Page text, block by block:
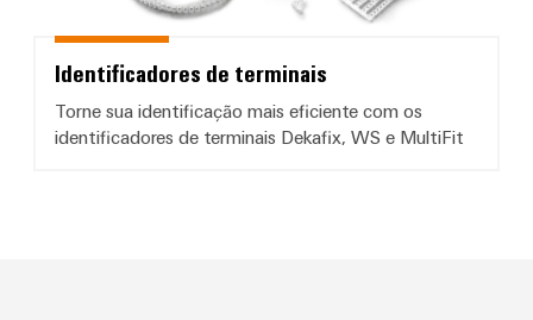
Identificadores de terminais
Torne sua identificação mais eficiente com os
identificadores de terminais Dekafix, WS e MultiFit